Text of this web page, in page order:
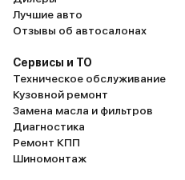
Лучшие авто
Отзывы об автосалонах
Сервисы и ТО
Техническое обслуживание
Кузовной ремонт
Замена масла и фильтров
Диагностика
Ремонт КПП
Шиномонтаж